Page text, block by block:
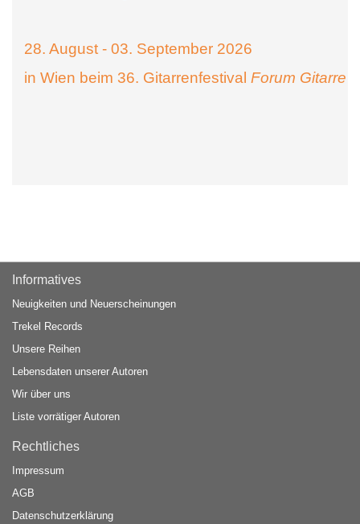
28. August - 03. September 2026
in Wien beim 36. Gitarrenfestival Forum Gitarre
Informatives
Neuigkeiten und Neuerscheinungen
Trekel Records
Unsere Reihen
Lebensdaten unserer Autoren
Wir über uns
Liste vorrätiger Autoren
Rechtliches
Impressum
AGB
Datenschutzerklärung